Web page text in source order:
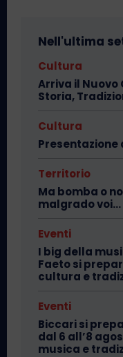
Nell'ultima
Cultura
Arriva il
Storia,
Cultura
Presentazione
Territorio
Ma bomba o
malgrado voi…
Eventi
I big della
Faeto si
cultura e
Eventi
Biccari si
dal 6 all’8
musica e